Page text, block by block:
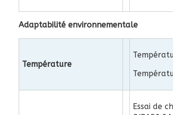
Adaptabilité environnementale
Température
Essai de